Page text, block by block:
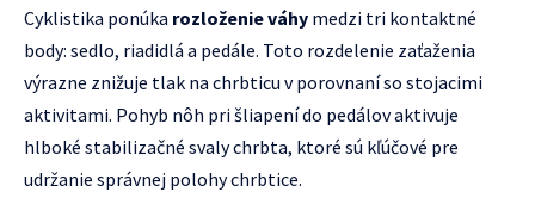
Cyklistika ponúka rozloženie váhy medzi tri kontaktné
body: sedlo, riadidlá a pedále. Toto rozdelenie zaťaženia
výrazne znižuje tlak na chrbticu v porovnaní so stojacimi
aktivitami. Pohyb nôh pri šliapení do pedálov aktivuje
hlboké stabilizačné svaly chrbta, ktoré sú kľúčové pre
udržanie správnej polohy chrbtice.